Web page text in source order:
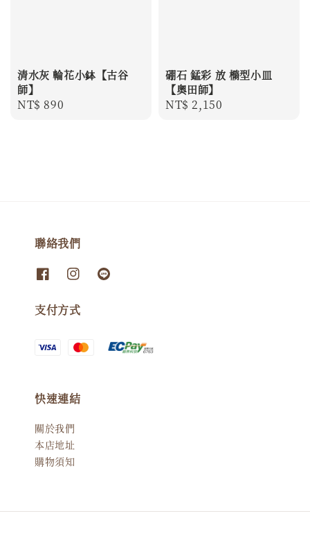
清水灰 輪花小鉢【古谷
師】
Regular
NT$ 890
硼石 錳彩 放 橢型小皿
【奧田師】
Regular
NT$ 2,150
聯絡我們
支付方式
快速連結
關於我們
本店地址
購物須知